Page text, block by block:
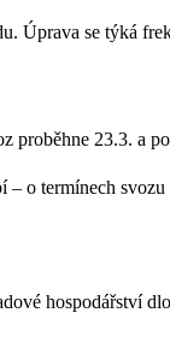
Úprava se týká
23.3. a
o termínech
hospodářství